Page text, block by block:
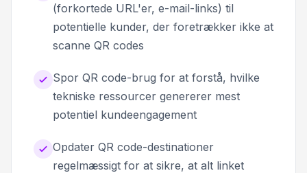
(forkortede URL'er, e-mail-links) til
potentielle kunder, der foretrækker ikke at
scanne QR codes
Spor QR code-brug for at forstå, hvilke
tekniske ressourcer genererer mest
potentiel kundeengagement
Opdater QR code-destinationer
regelmæssigt for at sikre, at alt linket